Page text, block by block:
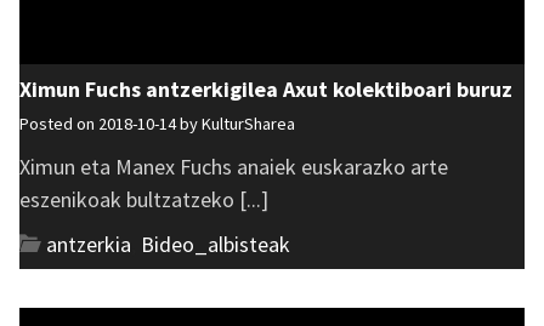
Ximun Fuchs antzerkigilea Axut kolektiboari buruz
Posted on 2018-10-14 byKulturSharea
Ximun eta Manex Fuchs anaiek euskarazko arte
eszenikoak bultzatzeko [...]
antzerkia Bideo_albisteak